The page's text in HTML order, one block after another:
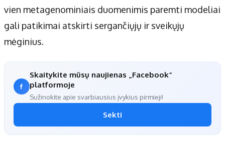
vien metagenominiais duomenimis paremti modeliai
gali patikimai atskirti sergančiųjų ir sveikųjų
mėginius.
Skaitykite mūsų naujienas „Facebook“
platformoje
Sužinokite apie svarbiausius įvykius pirmieji!
Sekti